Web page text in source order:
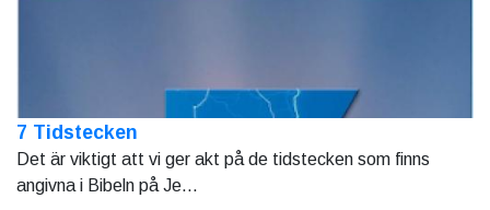
7 Tidstecken
Det är viktigt att vi ger akt på de tidstecken som finns
angivna i Bibeln på Je...